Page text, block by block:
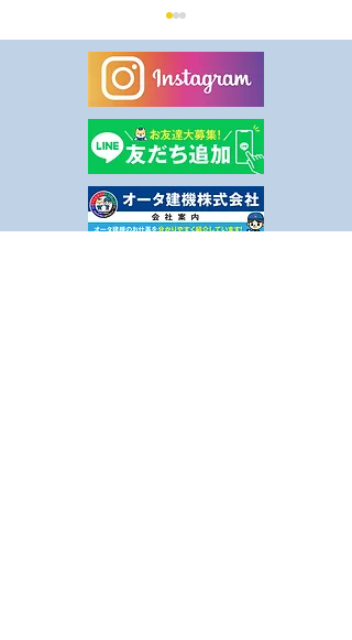
8月休業日のお知らせ